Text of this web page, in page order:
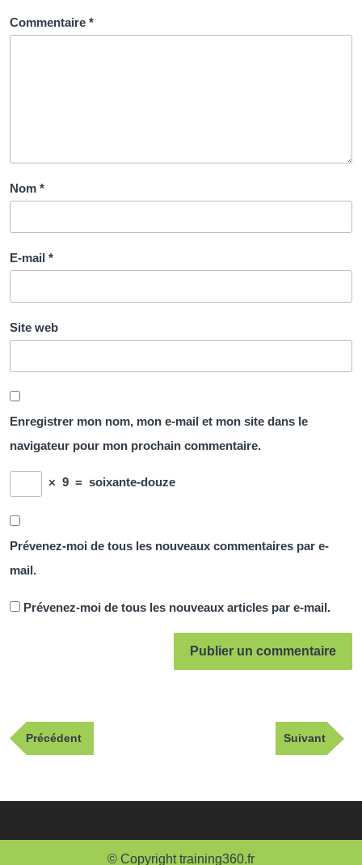
Commentaire *
Nom *
E-mail *
Site web
Enregistrer mon nom, mon e-mail et mon site dans le
navigateur pour mon prochain commentaire.
× 9 = soixante-douze
Prévenez-moi de tous les nouveaux commentaires par e-
mail.
Prévenez-moi de tous les nouveaux articles par e-mail.
Navigation
dePublication
précédente
Précédent
Article
suivant
Suivant
© Copyright training360.fr